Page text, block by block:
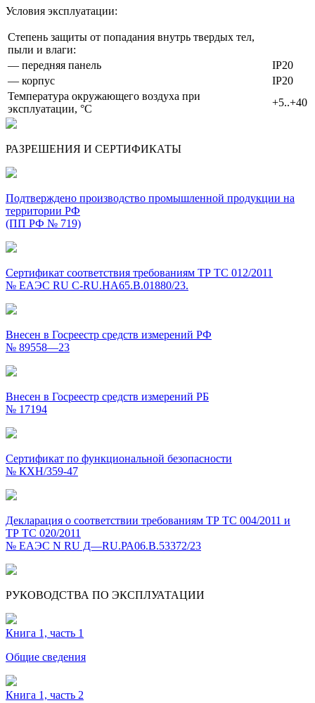
Условия эксплуатации:
Степень защиты от попадания внутрь твердых тел,
пыли и влаги:
— передняя панель
IP20
— корпус
IP20
Температура окружающего воздуха при
эксплуатации, °С
+5..+40
РАЗРЕШЕНИЯ И СЕРТИФИКАТЫ
Подтверждено производство промышленной продукции на
территории РФ
(ПП РФ № 719)
Сертификат соответствия требованиям ТР ТС 012/2011
№ ЕАЭС RU C-RU.HA65.B.01880/23.
Внесен в Госреестр средств измерений РФ
№ 89558—23
Внесен в Госреестр средств измерений РБ
№ 17194
Сертификат по функциональной безопасности
№ КХН/359-47
Декларация о соответствии требованиям ТР ТС 004/2011 и
ТР ТС 020/2011
№ ЕАЭС N RU Д—RU.РА06.В.53372/23
РУКОВОДСТВА ПО ЭКСПЛУАТАЦИИ
Книга 1, часть 1
Общие сведения
Книга 1, часть 2